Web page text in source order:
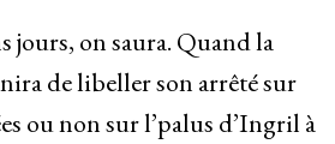
jours, on saura. Quand la
de libeller son arrêté sur
ou non sur l’palus d’Ingril à